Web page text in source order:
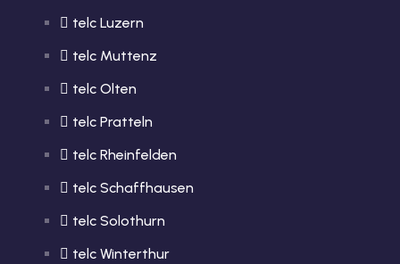
telc Luzern
telc Muttenz
telc Olten
telc Pratteln
telc Rheinfelden
telc Schaffhausen
telc Solothurn
telc Winterthur